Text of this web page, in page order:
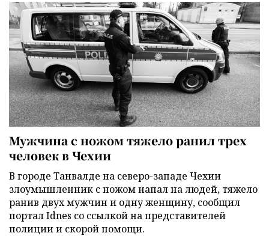
Мужчина с ножом тяжело ранил трех
человек в Чехии
В городе Танвалде на северо-западе Чехии
злоумышленник с ножом напал на людей, тяжело
ранив двух мужчин и одну женщину, сообщил
портал Idnes со ссылкой на представителей
полиции и скорой помощи.